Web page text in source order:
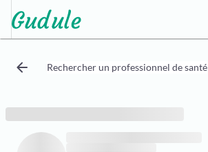
arrow_back Rechercher un professionnel de santé